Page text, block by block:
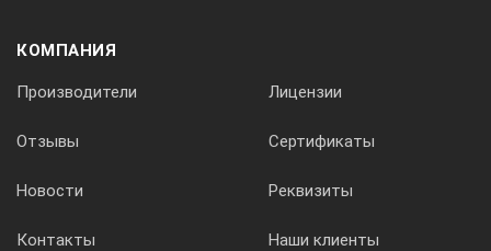
КОМПАНИЯ
Производители Лицензии
Отзывы Сертификаты
Новости Реквизиты
Контакты Наши клиенты